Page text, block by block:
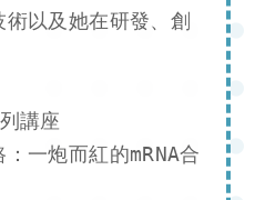
以及她在研發、創
講座
一炮而紅的mRNA合